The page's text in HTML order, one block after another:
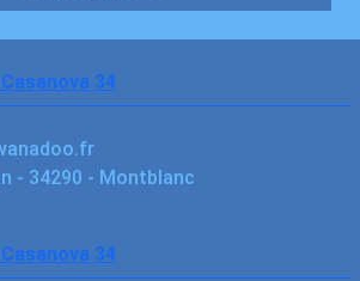
34
- 34290 - Montblanc
34